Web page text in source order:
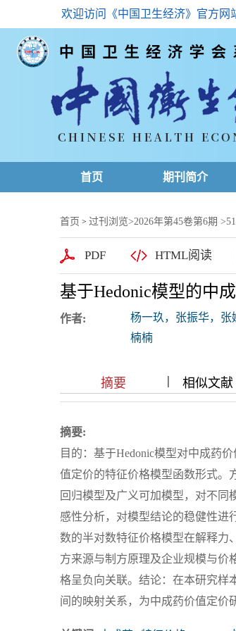
欢迎访问《中国卫生经济》官方网
首页 期刊简介
首页 > 过刊浏览>2026年第45卷第6期
PDF HTML阅读
基于Hedonic模型的中
作者:
杨一玖，张振华，张
楠楠
摘要 |||| 相似文献
摘要:
目的：基于Hedonic模型对中成药
值定价的特征价格模型函数形式。
回归模型及广义可加模型，对不
感性分析，对模型结论的稳健性进
数的半对数特征价格模型在解释力
方来源与制方原理及企业规模与价
格呈负向关联。结论：在本研究样
间的映射关系，为中成药价值定价